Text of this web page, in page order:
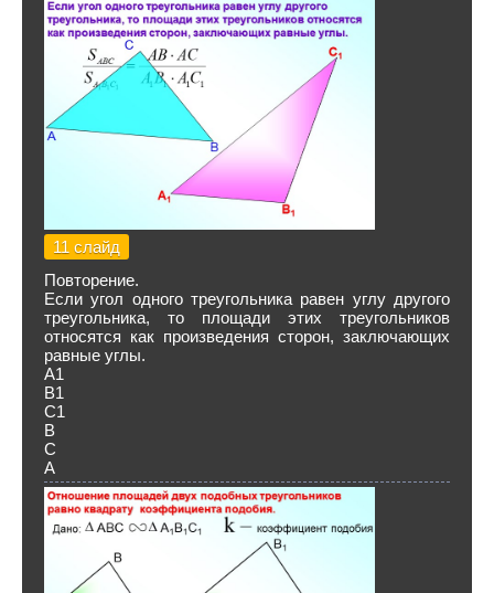
11 слайд
Повторение.
Если угол одного треугольника равен углу другого
треугольника, то площади этих треугольников
относятся как произведения сторон, заключающих
равные углы.
А1
В1
С1
В
С
А